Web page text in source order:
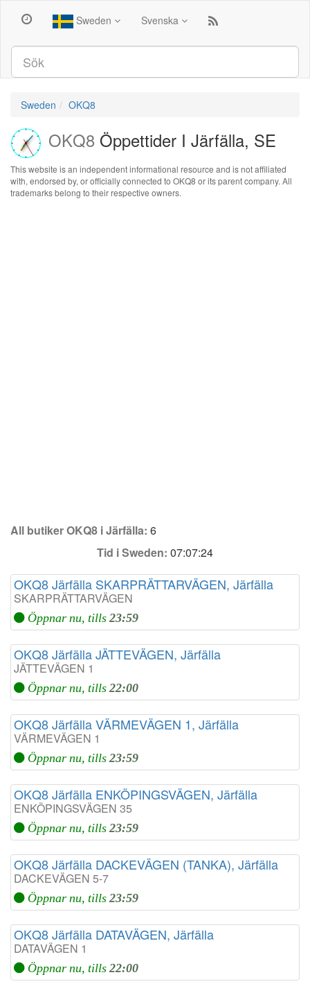
Sweden Svenska
Sweden OKQ8
OKQ8 Öppettider I Järfälla, SE
This website is an independent informational resource and is not affiliated
with, endorsed by, or officially connected to OKQ8 or its parent company. All
trademarks belong to their respective owners.
All butiker OKQ8 i Järfälla: 6
Tid i Sweden: 07:07:24
OKQ8 Järfälla SKARPRÄTTARVÄGEN, Järfälla
SKARPRÄTTARVÄGEN
Öppnar nu, tills 23:59
OKQ8 Järfälla JÄTTEVÄGEN, Järfälla
JÄTTEVÄGEN 1
Öppnar nu, tills 22:00
OKQ8 Järfälla VÄRMEVÄGEN 1, Järfälla
VÄRMEVÄGEN 1
Öppnar nu, tills 23:59
OKQ8 Järfälla ENKÖPINGSVÄGEN, Järfälla
ENKÖPINGSVÄGEN 35
Öppnar nu, tills 23:59
OKQ8 Järfälla DACKEVÄGEN (TANKA), Järfälla
DACKEVÄGEN 5-7
Öppnar nu, tills 23:59
OKQ8 Järfälla DATAVÄGEN, Järfälla
DATAVÄGEN 1
Öppnar nu, tills 22:00